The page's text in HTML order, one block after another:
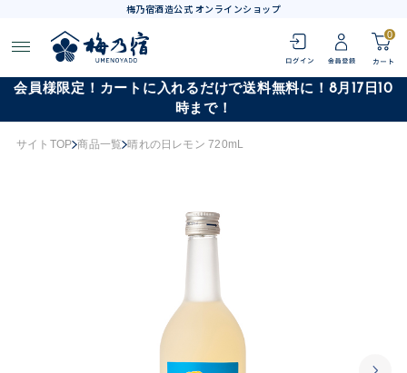
梅乃宿酒造公式 オンラインショップ
0
会員様限定！カートに入れるだけで送料無料に！8月17日10
時まで！
サイトTOP 商品一覧 晴れの日レモン 720mL